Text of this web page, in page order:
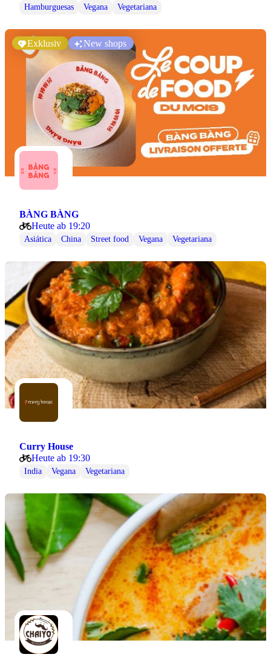
Hamburguesas Vegana Vegetariana
Exklusiv New shops
BÀNG BÀNG
Heute ab 19:20
Asiática China Street food Vegana Vegetariana
Curry House
Heute ab 19:30
India Vegana Vegetariana